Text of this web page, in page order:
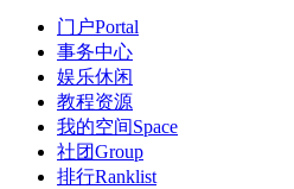
门户Portal
事务中心
娱乐休闲
教程资源
我的空间Space
社团Group
排行Ranklist